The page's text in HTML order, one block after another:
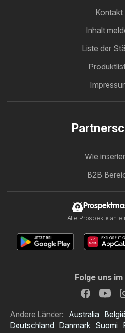
Kontakt
Inhalt
Liste der
Wie
B2B
Alle Prospekte an
Folge uns
Andere Länder: Australia België
Deutschland Danmark Suomi